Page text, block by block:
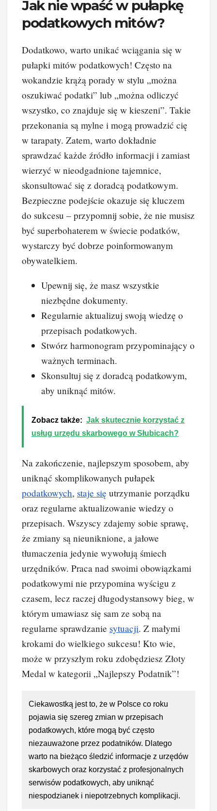
Jak nie wpaść w pułapkę
podatkowych mitów?
Dodatkowo, warto unikać wciągania się w
pułapki mitów podatkowych! Często na
wokandzie krążą porady w stylu „można
oszukiwać podatki” lub „można odliczyć
wszystko, co znajduje się w kieszeni”. Takie
przekonania są mylne i mogą prowadzić cię
w tarapaty. Zatem, warto dokładnie
sprawdzać każde źródło informacji i zamiast
wierzyć w nieodgadnione tajemnice,
skonsultować się z doradcą podatkowym.
Bezpieczne podejście okazuje się kluczem
do sukcesu – przypomnij sobie, że nie musisz
być superbohaterem w świecie podatków,
wystarczy być dobrze poinformowanym
obywatelkiem.
Upewnij się, że masz wszystkie
niezbędne dokumenty.
Regularnie aktualizuj swoją wiedzę o
przepisach podatkowych.
Stwórz harmonogram przypominający o
ważnych terminach.
Skonsultuj się z doradcą podatkowym,
aby uniknąć mitów.
Zobacz także: Jak skutecznie korzystać z
usług urzędu skarbowego w Słubicach?
Na zakończenie, najlepszym sposobem, aby
uniknąć skomplikowanych pułapek
podatkowych, staje się utrzymanie porządku
oraz regularne aktualizowanie wiedzy o
przepisach. Wszyscy zdajemy sobie sprawę,
że zmiany są nieuniknione, a jałowe
tłumaczenia jedynie wywołują śmiech
urzędników. Praca nad swoimi obowiązkami
podatkowymi nie przypomina wyścigu z
czasem, lecz raczej długodystansowy bieg, w
którym umawiasz się sam ze sobą na
regularne sprawdzanie sytuacji. Z małymi
krokami do wielkiego sukcesu! Kto wie,
może w przyszłym roku zdobędziesz Złoty
Medal w kategorii „Najlepszy Podatnik”!
Ciekawostką jest to, że w Polsce co roku
pojawia się szereg zmian w przepisach
podatkowych, które mogą być często
niezauważone przez podatników. Dlatego
warto na bieżąco śledzić informacje z urzędów
skarbowych oraz korzystać z profesjonalnych
serwisów podatkowych, aby uniknąć
niespodzianek i niepotrzebnych komplikacji.